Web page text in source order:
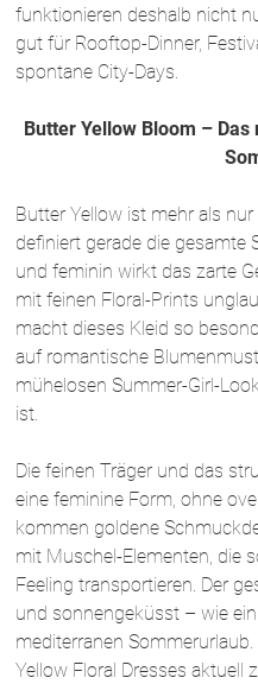
funktionieren deshalb nicht
gut für Rooftop-Dinner,
spontane City-Days.
Butter Yellow Bloom –
Butter Yellow ist mehr als
definiert gerade die gesamte
und feminin wirkt das zarte
mit feinen Floral-Prints
macht dieses Kleid so
auf romantische
mühelosen Summer-Girl-
ist.
Die feinen Träger und das
eine feminine Form, ohne
kommen goldene
mit Muschel-Elementen, die
Feeling transportieren. Der
und sonnengeküsst – wie
mediterranen
Yellow Floral Dresses aktuell